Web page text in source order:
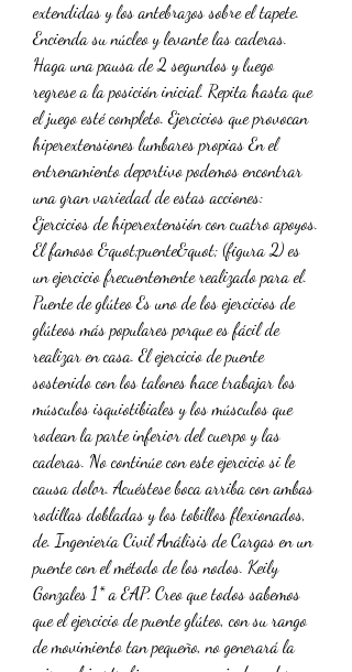
extendidas y los antebrazos sobre el tapete.
Encienda su núcleo y levante las caderas.
Haga una pausa de 2 segundos y luego
regrese a la posición inicial. Repita hasta que
el juego esté completo. Ejercicios que provocan
hiperextensiones lumbares propias En el
entrenamiento deportivo podemos encontrar
una gran variedad de estas acciones:
Ejercicios de hiperextensión con cuatro apoyos.
El famoso &quot;puente&quot; (figura 2) es
un ejercicio frecuentemente realizado para el.
Puente de glúteo Es uno de los ejercicios de
glúteos más populares porque es fácil de
realizar en casa. El ejercicio de puente
sostenido con los talones hace trabajar los
músculos isquiotibiales y los músculos que
rodean la parte inferior del cuerpo y las
caderas. No continúe con este ejercicio si le
causa dolor. Acuéstese boca arriba con ambas
rodillas dobladas y los tobillos flexionados,
de. Ingeniería Civil Análisis de Cargas en un
puente con el método de los nodos. Keily
Gonzales 1* a EAP. Creo que todos sabemos
que el ejercicio de puente glúteo, con su rango
de movimiento tan pequeño, no generará la